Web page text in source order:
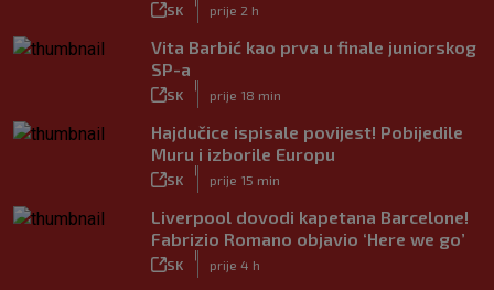
SK prije 2 h
Vita Barbić kao prva u finale juniorskog
SP-a
SK prije 18 min
Hajdučice ispisale povijest! Pobijedile
Muru i izborile Europu
SK prije 15 min
Liverpool dovodi kapetana Barcelone!
Fabrizio Romano objavio ‘Here we go’
SK prije 4 h